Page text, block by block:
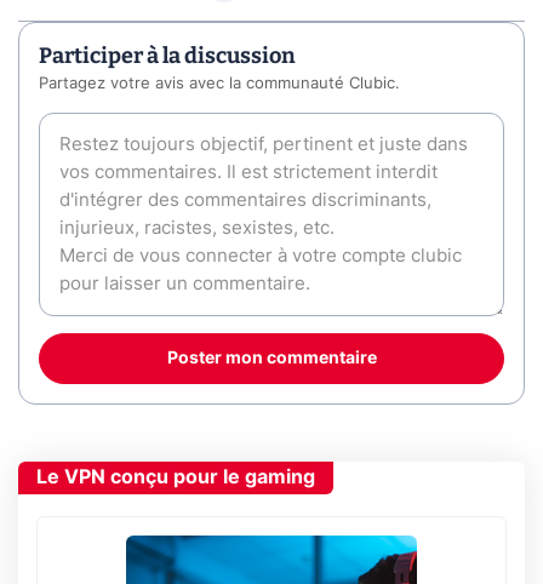
Participer à la discussion
Partagez votre avis avec la communauté Clubic.
Poster mon commentaire
Le VPN conçu pour le gaming